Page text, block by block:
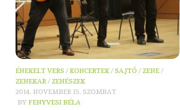
ÉNEKELT VERS /KONCERTEK/SAJTÓ / ZENE/
ZENEKAR/ ZENÉSZEK
2014. NOVEMBER 15. SZOMBAT
BY FENYVESI BÉLA